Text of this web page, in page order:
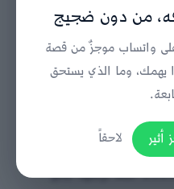
والوقت
مع المدرب البرتغالي
الأول في الملحق
من دون ضجيج
واتساب موجزٌ من قصة
يهمك، وما الذي يستحق
لاحقاً